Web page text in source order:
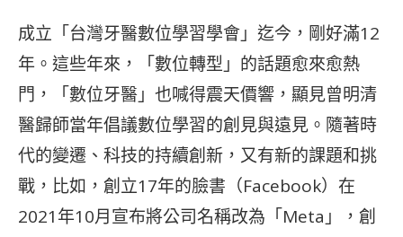
成立「台灣牙醫數位學習學會」迄今，剛好滿12
年。這些年來，「數位轉型」的話題愈來愈熱
門，「數位牙醫」也喊得震天價響，顯見曾明清
醫歸師當年倡議數位學習的創見與遠見。隨著時
代的變遷、科技的持續創新，又有新的課題和挑
戰，比如，創立17年的臉書（Facebook）在
2021年10月宣布將公司名稱改為「Meta」，創